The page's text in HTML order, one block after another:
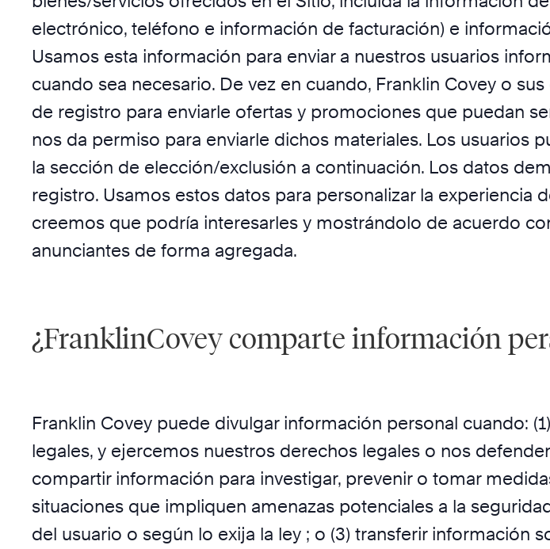
electrónico, teléfono e información de facturación) e
Usamos esta información para enviar a nuestros usuarios
cuando sea necesario. De vez en cuando, Franklin Covey o
de registro para enviarle ofertas y promociones que puedan
nos da permiso para enviarle dichos materiales. Los usuarios
la sección de elección/exclusión a continuación. Los datos
registro. Usamos estos datos para personalizar la
creemos que podría interesarles y mostrándolo de acuerdo
anunciantes de forma agregada.
¿FranklinCovey comparte información
Franklin Covey puede divulgar información personal cuando:
legales, y ejercemos nuestros derechos legales o nos
compartir información para investigar, prevenir o tomar
situaciones que impliquen amenazas potenciales a la
del usuario o según lo exija la ley ; o (3) transferir información